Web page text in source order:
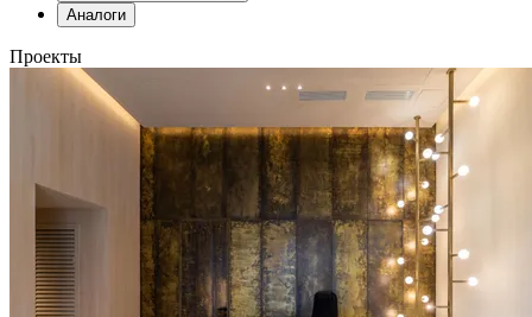
Аналоги
Проекты